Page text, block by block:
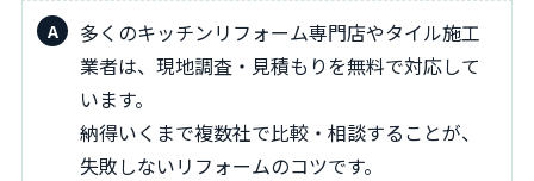
多くのキッチンリフォーム専門店やタイル施工
業者は、現地調査・見積もりを無料で対応して
います。
納得いくまで複数社で比較・相談することが、
失敗しないリフォームのコツです。